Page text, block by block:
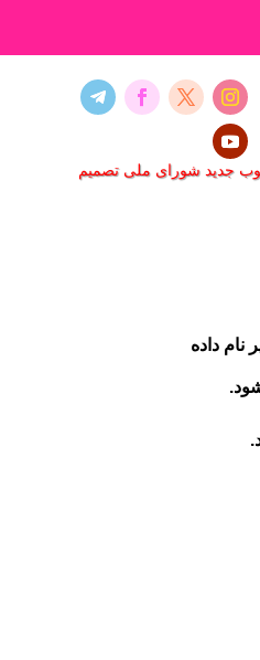
جدید شورای ملی تصمیم
داده